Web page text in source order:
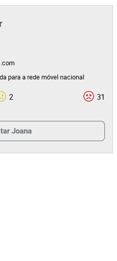
para a rede móvel nacional
2 31
Joana